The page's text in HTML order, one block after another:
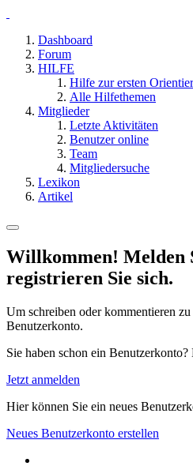
Dashboard
Forum
HILFE
Hilfe zur ersten
Alle Hilfethemen
Mitglieder
Letzte Aktivitäten
Benutzer online
Team
Mitgliedersuche
Lexikon
Artikel
Willkommen! Melden
registrieren Sie sich.
Um schreiben oder kommentieren
Benutzerkonto.
Sie haben schon ein
Jetzt anmelden
Hier können Sie ein neues
Neues Benutzerkonto erstellen